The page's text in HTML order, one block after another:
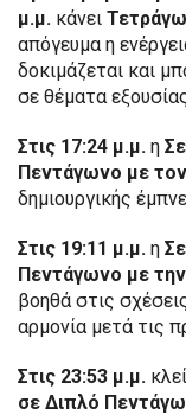
μ.μ. κάνει
απόγευμα η
δοκιμάζεται και
σε θέματα
Στις 17:24 μ.μ. η
Πεντάγωνο με
δημιουργικής
Στις 19:11 μ.μ. η
Πεντάγωνο με
βοηθά στις
αρμονία μετά τις
Στις 23:53 μ.μ.
σε Διπλό